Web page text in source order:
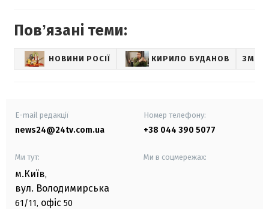
Повʼязані теми:
НОВИНИ РОСІЇ КИРИЛО БУДАНОВ ЗМІ
E-mail редакції
news24@24tv.com.ua
Номер телефону:
+38 044 390 5077
Ми тут:
м.Київ,
вул. Володимирська
61/11, офіс 50
Ми в соцмережах: